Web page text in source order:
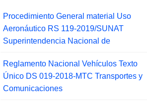
Procedimiento General material Uso
Aeronáutico RS 119-2019/SUNAT
Superintendencia Nacional de
Reglamento Nacional Vehículos Texto
Único DS 019-2018-MTC Transportes y
Comunicaciones